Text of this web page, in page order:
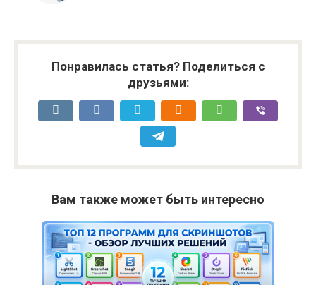
Понравилась статья? Поделиться с
друзьями:
Вам также может быть интересно